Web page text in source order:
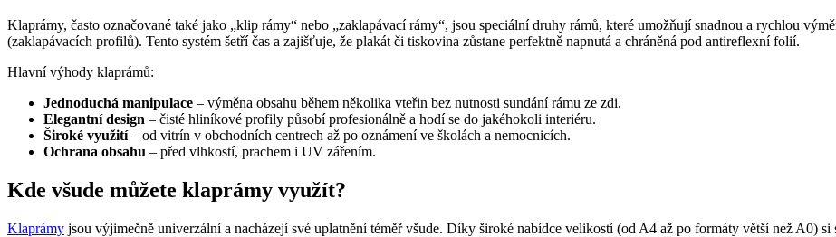
Klaprámy, často označované také jako „klip rámy“ nebo „zaklapávací rámy“, jsou speciální druhy rámů, které umožňují snadnou a rychlou
(zaklapávacích profilů). Tento systém šetří čas a zajišťuje, že plakát či tiskovina zůstane perfektně napnutá a chráněná pod antireflexní folií.
Hlavní výhody klaprámů:
Jednoduchá manipulace – výměna obsahu během několika vteřin bez nutnosti sundání rámu ze zdi.
Elegantní design – čisté hliníkové profily působí profesionálně a hodí se do jakéhokoli interiéru.
Široké využití– od vitrín v obchodních centrech až po oznámení ve školách a nemocnicích.
Ochrana obsahu – před vlhkostí, prachem i UV zářením.
Kde všude můžete klaprámy využít?
Klaprámy jsou výjimečně univerzální a nacházejí své uplatnění téměř všude. Díky široké nabídce velikostí (od A4 až po formáty větší než A0)